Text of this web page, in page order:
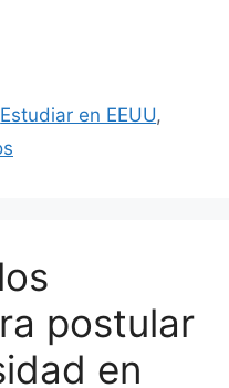
Estudiar en EEUU,
postular
en